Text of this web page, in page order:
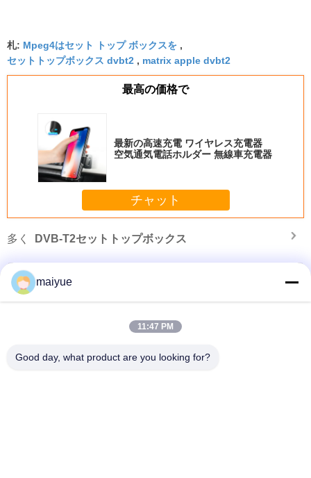
札: Mpeg4はセット トップ ボックスを ,
セットトップボックス dvbt2 , matrix apple dvbt2
最高の価格で
最新の高速充電 ワイヤレス充電器
空気通気電話ホルダー 無線車充電器
チャット
多く DVB-T2セットトップボックス
2019 ワイヤレス カー 充電ホルダー エアベント ワイヤレス 充電 カー 携帯電話
maiyue
11:47 PM
Good day, what product are you looking for?